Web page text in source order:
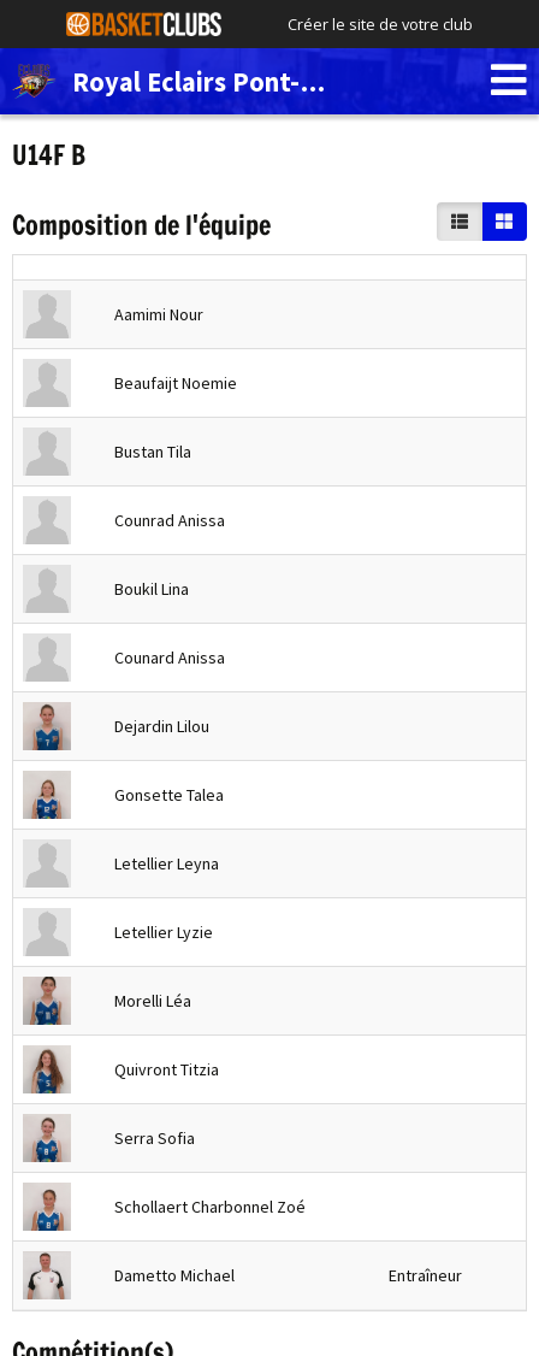
Créer le site de votre club
Royal Eclairs Pont-de-Loup
U14F B
Composition de l'équipe
Aamimi Nour
Beaufaijt Noemie
Bustan Tila
Counrad Anissa
Boukil Lina
Counard Anissa
Dejardin Lilou
Gonsette Talea
Letellier Leyna
Letellier Lyzie
Morelli Léa
Quivront Titzia
Serra Sofia
Schollaert Charbonnel Zoé
Dametto Michael Entraîneur